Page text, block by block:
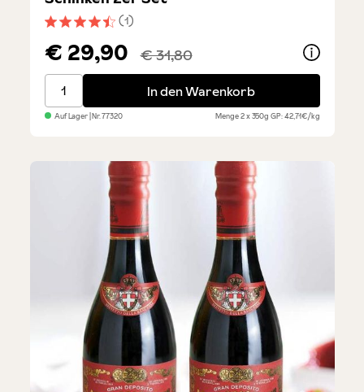
Durchschnittliche Bewertung von 4.5 von 5 Sternen
(1)
€ 29,90 € 31,80
Falorni Salami vom Bergschwein-Schinken 2er Set
In den Warenkorb
Auf Lager| Nr.77320 Menge2 x 350gGP: 42,71€/kg